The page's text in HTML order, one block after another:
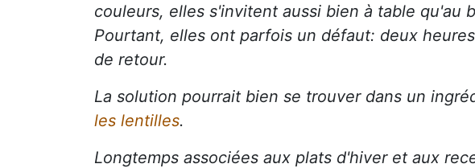
couleurs, elles s'invitent aussi bien à table qu'au
Pourtant, elles ont parfois un défaut: deux
de retour.
La solution pourrait bien se trouver dans un
les lentilles.
Longtemps associées aux plats d'hiver et aux